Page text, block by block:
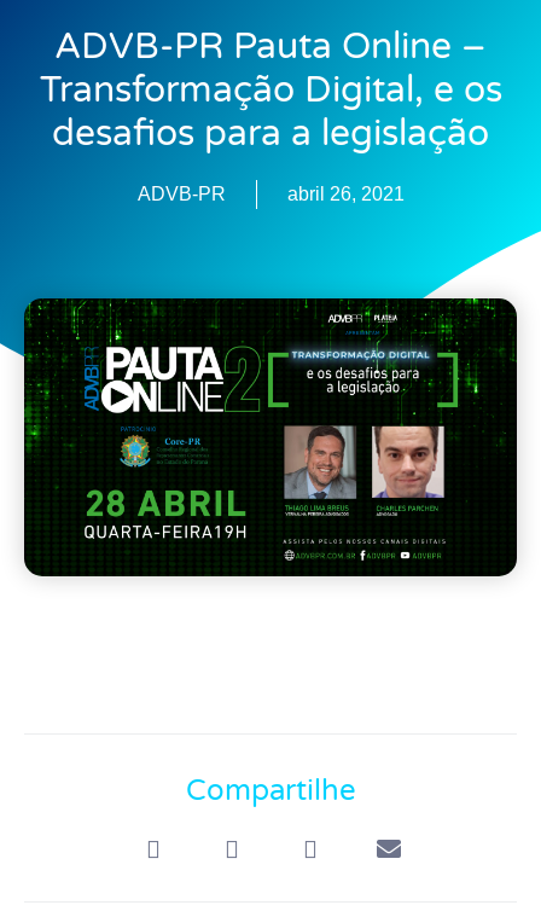
ADVB-PR Pauta Online –
Transformação Digital, e os
desafios para a legislação
ADVB-PR abril 26, 2021
Compartilhe